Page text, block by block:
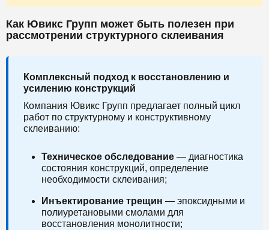
Как Ювикс Групп может быть полезен при
рассмотрении структурного склеивания
Комплексный подход к восстановлению и
усилению конструкций
Компания Ювикс Групп предлагает полный цикл
работ по структурному и конструктивному
склеиванию:
Техническое обследование — диагностика
состояния конструкций, определение
необходимости склеивания;
Инъектирование трещин — эпоксидными и
полиуретановыми смолами для
восстановления монолитности;